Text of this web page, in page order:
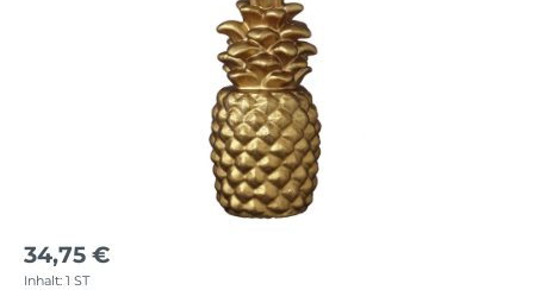
34,75 €
Inhalt: 1 ST